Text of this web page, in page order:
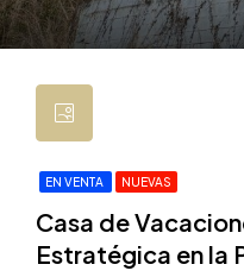
EN VENTA NUEVAS
Casa de
Estratégica en la